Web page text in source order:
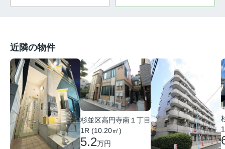
近隣の物件
杉並区高円寺南１丁目
1R (10.20㎡)
5.2万円